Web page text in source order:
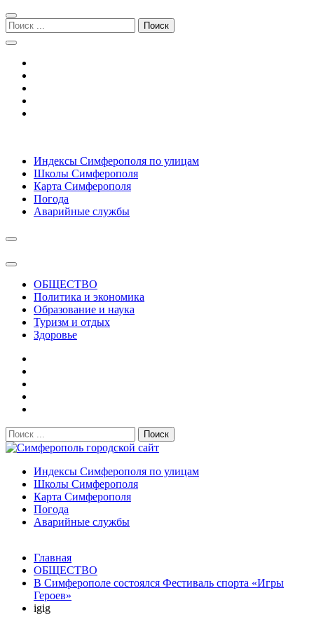
Перейти
к
навигации
Перейти
к
содержимому
Поиск:
Симферополь городской сайт
Индексы Симферополя по улицам
Школы Симферополя
Карта Симферополя
Погода
Аварийные службы
ОБЩЕСТВО
Политика и экономика
Образование и наука
Туризм и отдых
Здоровье
Поиск:
Симферополь городской сайт
Индексы Симферополя по улицам
Школы Симферополя
Карта Симферополя
Погода
Аварийные службы
После атаки БПЛА на поезд Москва–Симферополь в
Крыму эвакуировали всех пассажиро...08.06.2026
Услуги дератизации в Симферополе и Крыму — цены,
гарантия, выезд в день обращени...
Главная
ОБЩЕСТВО
В Симферополе состоялся Фестиваль спорта «Игры
Героев»
igig